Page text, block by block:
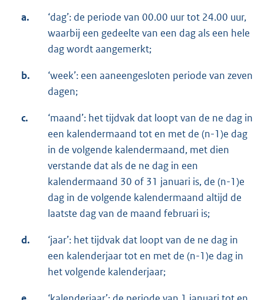
a.
‘dag’: de periode van 00.00 uur tot 24.00 uur,
waarbij een gedeelte van een dag als een hele
dag wordt aangemerkt;
b.
‘week’: een aaneengesloten periode van zeven
dagen;
c.
‘maand’: het tijdvak dat loopt van de ne dag in
een kalendermaand tot en met de (n-1)e dag
in de volgende kalendermaand, met dien
verstande dat als de ne dag in een
kalendermaand 30 of 31 januari is, de (n-1)e
dag in de volgende kalendermaand altijd de
laatste dag van de maand februari is;
d.
‘jaar’: het tijdvak dat loopt van de ne dag in
een kalenderjaar tot en met de (n-1)e dag in
het volgende kalenderjaar;